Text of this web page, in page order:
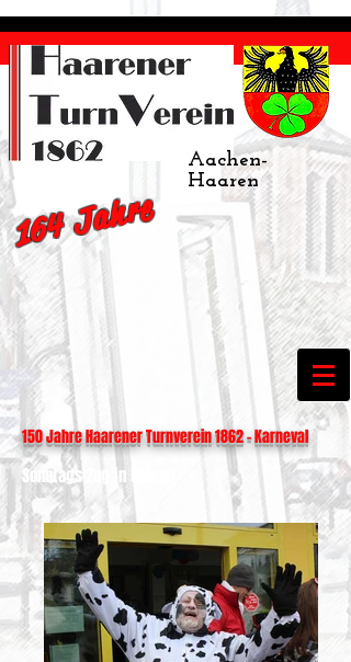
Aachen-
Haaren
164 Jahre
150 Jahre Haarener Turnverein 1862 - Karneval
Sonntags Zug in Haaren